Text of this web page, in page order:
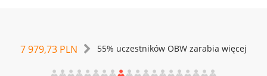
7 979,73 PLN 55% uczestników OBW zarabia więcej